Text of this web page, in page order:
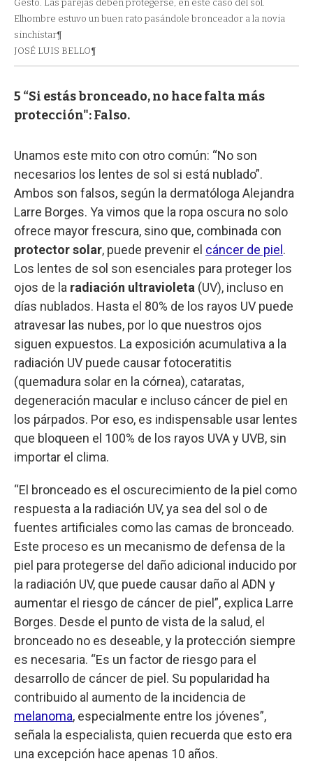
Gesto. Las parejas deben protegerse, en este caso del sol.
Elhombre estuvo un buen rato pasándole bronceador a la novia
sinchistar¶
JOSÉ LUIS BELLO¶
5 “Si estás bronceado, no hace falta más
protección": Falso.
Unamos este mito con otro común: “No son
necesarios los lentes de sol si está nublado”.
Ambos son falsos, según la dermatóloga Alejandra
Larre Borges. Ya vimos que la ropa oscura no solo
ofrece mayor frescura, sino que, combinada con
protector solar, puede prevenir el cáncer de piel .
Los lentes de sol son esenciales para proteger los
ojos de la radiación ultravioleta (UV), incluso en
días nublados. Hasta el 80% de los rayos UV puede
atravesar las nubes, por lo que nuestros ojos
siguen expuestos. La exposición acumulativa a la
radiación UV puede causar fotoceratitis
(quemadura solar en la córnea), cataratas,
degeneración macular e incluso cáncer de piel en
los párpados. Por eso, es indispensable usar lentes
que bloqueen el 100% de los rayos UVA y UVB, sin
importar el clima.
“El bronceado es el oscurecimiento de la piel como
respuesta a la radiación UV, ya sea del sol o de
fuentes artificiales como las camas de bronceado.
Este proceso es un mecanismo de defensa de la
piel para protegerse del daño adicional inducido por
la radiación UV, que puede causar daño al ADN y
aumentar el riesgo de cáncer de piel”, explica Larre
Borges. Desde el punto de vista de la salud, el
bronceado no es deseable, y la protección siempre
es necesaria. “Es un factor de riesgo para el
desarrollo de cáncer de piel. Su popularidad ha
contribuido al aumento de la incidencia de
melanoma, especialmente entre los jóvenes”,
señala la especialista, quien recuerda que esto era
una excepción hace apenas 10 años.